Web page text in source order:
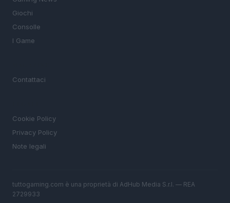
Giochi
Consolle
I Game
Contattaci
Cookie Policy
Privacy Policy
Note legali
tuttogaming.com è una proprietà di AdHub Media S.r.l. — REA
2729933